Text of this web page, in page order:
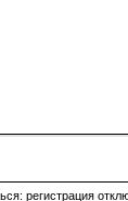
регистрация